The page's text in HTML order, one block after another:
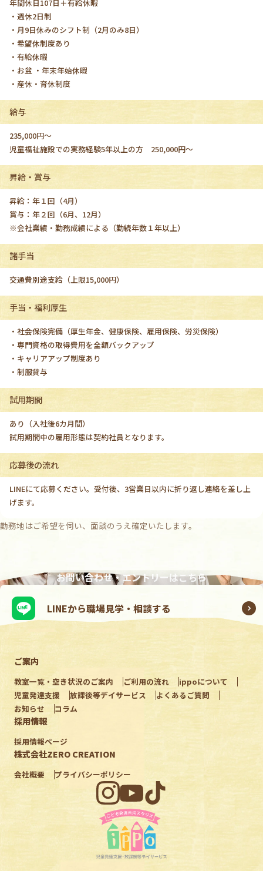
年間休日107日＋有給休暇
・週休2日制
・月9日休みのシフト制（2月のみ8日）
・希望休制度あり
・有給休暇
・お盆 ・年末年始休暇
・産休・育休制度
給与
235,000円〜
児童福祉施設での実務経験5年以上の方 250,000円〜
昇給・賞与
昇給：年１回（4月）
賞与：年２回（6月、12月）
※会社業績・勤務成績による（勤続年数１年以上）
諸手当
交通費別途支給（上限15,000円）
手当・福利厚生
・社会保険完備（厚生年金、健康保険、雇用保険、労災保険）
・専門資格の取得費用を全額バックアップ
・キャリアアップ制度あり
・制服貸与
試用期間
あり（入社後6カ月間）
試用期間中の雇用形態は契約社員となります。
応募後の流れ
LINEにて応募ください。受付後、3営業日以内に折り返し連絡を差し上
げます。
勤務地はご希望を伺い、面談のうえ確定いたします。
お問い合わせ・エントリーはこちら
LINEから職場見学・相談する
ご案内
教室一覧・空き状況のご案内 ご利用の流れ
ippoについて
児童発達支援
放課後等デイサービス
よくあるご質問
お知らせ
コラム
採用情報
採用情報ページ
株式会社ZERO CREATION
会社概要 プライバシーポリシー